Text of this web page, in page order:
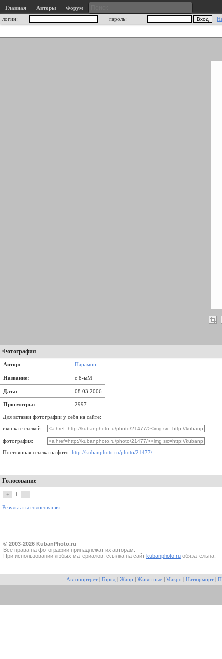
Главная Авторы
Форум
логин:
пароль:
Фотография
Автор: Парамон
Название: c 8-ыМ
Дата: 08.03.2006
Просмотры: 2997
Для вставки фотографии у себя на сайте:
иконка с сылкой:
фотография:
Постоянная ссылка на фото: http://kubanphoto.ru/photo/21477/
Голосование
+ 1 –
Результаты голосования
© 2003-2026 KubanPhoto.ru
Все прaва на фотографии принадлежат их авторам.
При использовании любых материалов, ссылка на сайт kubanphoto.ru обязательна.
Автопортрет Город Жанр Животные Макро Натюрморт